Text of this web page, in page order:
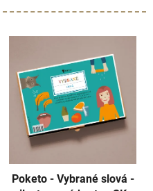
Poketo - Vybrané slová -